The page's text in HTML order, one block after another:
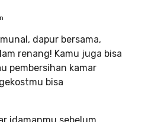
dapur bersama,
renang! Kamu juga bisa
pembersihan kamar
bisa